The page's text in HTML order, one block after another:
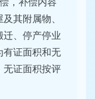
，补偿内容
其附属物、
迁、停产停业
有证面积和无
无证面积按评